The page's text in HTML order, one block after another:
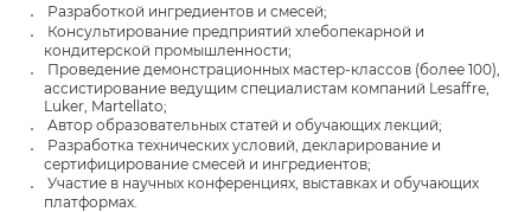
Разработкой ингредиентов и смесей;
Консультирование предприятий хлебопекарной и
кондитерской промышленности;
Проведение демонстрационных мастер-классов (более 100),
ассистирование ведущим специалистам компаний Lesaffre,
Luker, Martellato;
Автор образовательных статей и обучающих лекций;
Разработка технических условий, декларирование и
сертифицирование смесей и ингредиентов;
Участие в научных конференциях, выставках и обучающих
платформах.